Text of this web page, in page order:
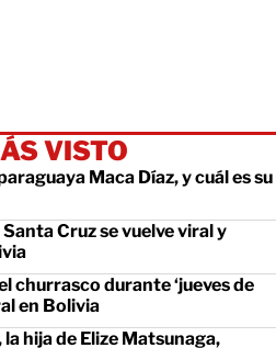
VISTO
Maca Díaz, y cuál es su
Cruz se vuelve viral y
churrasco durante ‘jueves de
en Bolivia
hija de Elize Matsunaga,